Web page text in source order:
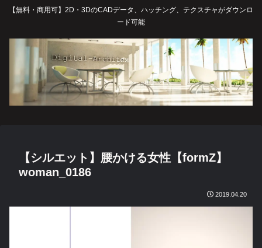
【無料・商用可】2D・3DのCADデータ、ハッチング、テクスチャがダウンロ
ード可能
【シルエット】腰かける女性【formZ】
woman_0186
2019.04.20